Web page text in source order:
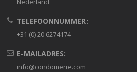
TELEFOONNUMMER:
+31 (0) 20 6274174
E-MAILADRES:
info@condomerie.com